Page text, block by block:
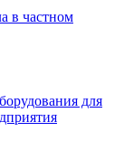
в частном
для